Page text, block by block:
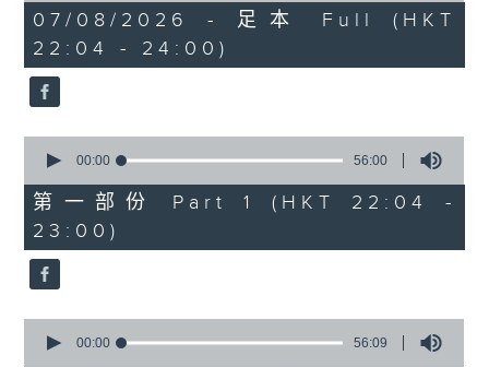
1
hour,
51
minutes,
59
seconds
07/08/2026 - 足本 Full (HKT
22:04 - 24:00)
seconds
56
minutes,
0
seconds
00:00 56:00
第一部份 Part 1 (HKT 22:04 -
23:00)
seconds
00:00 56:09